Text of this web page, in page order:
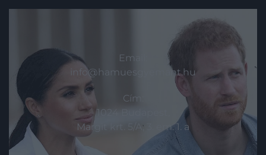
Email:
info@hamuesgyemant.hu
Cím:
1024 Budapest,
Margit krt. 5/A, 3. em. 1. a